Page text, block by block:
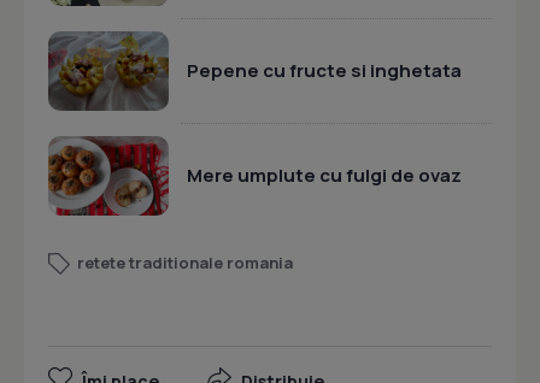
Pepene cu fructe si inghetata
Mere umplute cu fulgi de ovaz
retete traditionale romania